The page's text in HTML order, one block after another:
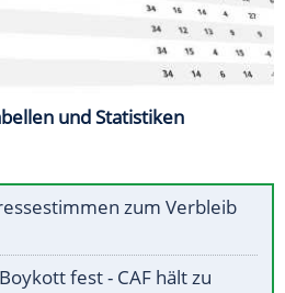
und Statistiken
zum Verbleib
fest - CAF hält zu